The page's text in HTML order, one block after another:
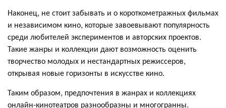
Наконец, не стоит забывать и о короткометражных фильмах
и независимом кино, которые завоевывают популярность
среди любителей экспериментов и авторских проектов.
Такие жанры и коллекции дают возможность оценить
творчество молодых и нестандартных режиссеров,
открывая новые горизонты в искусстве кино.
Таким образом, предпочтения в жанрах и коллекциях
онлайн-кинотеатров разнообразны и многогранны.